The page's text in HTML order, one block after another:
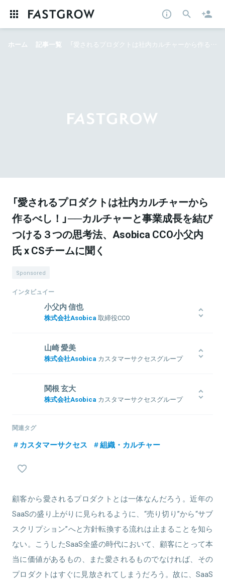
ホーム 記事一覧 「愛されるプロダクトは社内カルチャーから作るべし！」──カルチャーと事業成長を結びつける３つの思考法、Asobica CCO小父内氏 x CSチームに聞く
「愛されるプロダクトは社内カルチャーから
作るべし！」──カルチャーと事業成長を結び
つける３つの思考法、Asobica CCO小父内
氏 x CSチームに聞く
Sponsored
インタビュイー
小父内 信也
株式会社Asobica 取締役CCO
25歳で大手電子機器メーカーへ転職。在職中に中小企業診断士を取
得、毎朝4時半起床、3年間で1000冊以上の書籍を読破。2010年より
名刺管理システムのSansan株式会社でデータ化部門責任者を7年
ーを3年間務める。2019年よりCS最適化システムを開発・提供する
株式会社Asobicaに取締役CCOとして参画。
山崎 愛美
株式会社Asobica カスタマーサクセスグループ
大学在学時に、リクルートホールディングスMedia Technology
Lab. にインターンとしてジョイン。新規プロダクトのグロースに貢
献。その後新卒で、株式会社Gunosyに入社。大手代理店からナショ
本部プランニングGサブMGRとして、広告商品企画や販促キャンペ
ーン打ち出し、大型案件の配信結果分析など幅広い業務を担当。
2020年2月よりAsobicaへジョイン。
関根 玄大
株式会社Asobica カスタマーサクセスグループ
新人賞を受賞。その後、新規サービスの立ち上げに貢献。SaaS営業
よりAsobicaへジョイン。
関連タグ
カスタマーサクセス 組織・カルチャー
顧客から愛されるプロダクトとは一体なんだろう。近年の
SaaSの盛り上がりに見られるように、“売り切り”から“サブ
スクリプション”へと方針転換する流れは止まることを知ら
ない。こうしたSaaS全盛の時代において、顧客にとって本
当に価値があるもの、また愛されるものでなければ、その
プロダクトはすぐに見放されてしまうだろう。故に、SaaS